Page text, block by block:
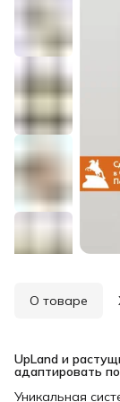
О товаре
UpLand и
адаптировать
Уникальная